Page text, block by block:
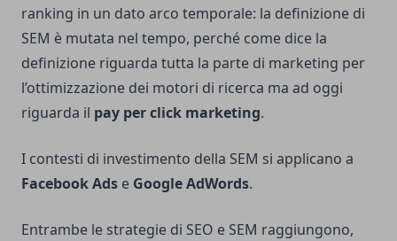
ranking in un dato arco temporale: la definizione di
SEM è mutata nel tempo, perché come dice la
definizione riguarda tutta la parte di marketing per
l’ottimizzazione dei motori di ricerca ma ad oggi
riguarda il pay per click marketing.
I contesti di investimento della SEM si applicano a
Facebook Ads e Google AdWords.
Entrambe le strategie di SEO e SEM raggiungono,